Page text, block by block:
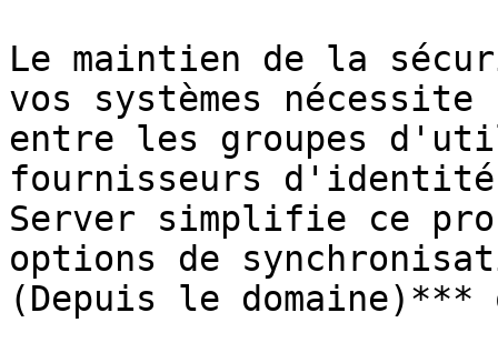
Le maintien de la
vos systèmes
entre les groupes
fournisseurs
Server simplifie ce
options de
(Depuis le